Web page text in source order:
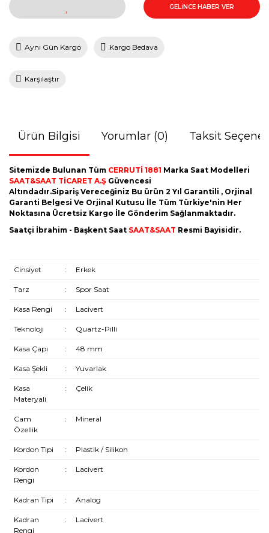
GELİNCE HABER VER
Aynı Gün Kargo Kargo Bedava
Karşılaştır
Ürün Bilgisi Yorumlar (0) Taksit
Sitemizde Bulunan Tüm CERRUTİ 1881 Marka Saat Modelleri
SAAT&SAAT TİCARET A.Ş Güvencesi
Altındadır.Sipariş Vereceğiniz Bu ürün 2 Yıl Garantili , Orjinal
Garanti Belgesi Ve Orjinal Kutusu İle Tüm Türkiye'nin Her
Noktasına Ücretsiz Kargo İle Gönderim Sağlanmaktadır.
Saatçi İbrahim - Başkent Saat SAAT&SAAT Resmi Bayisidir.
Cinsiyet : Erkek
Tarz : Spor Saat
Kasa Rengi : Lacivert
Teknoloji : Quartz-Pilli
Kasa Çapı : 48 mm
Kasa Şekli : Yuvarlak
Kasa
Materyali
: Çelik
Cam
Özellik
: Mineral
Kordon Tipi : Plastik / Silikon
Kordon
Rengi
: Lacivert
Kadran Tipi : Analog
Kadran
Rengi
: Lacivert